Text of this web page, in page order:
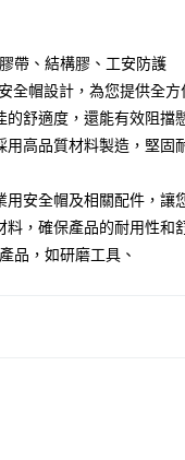
)
以上)免運費
帶、結構膠、工安防護
全帽設計，為您提供全方
舒適度，還能有效阻擋
用高品質材料製造，堅固
用安全帽及相關配件，讓
料，確保產品的耐用性和
品，如研磨工具、